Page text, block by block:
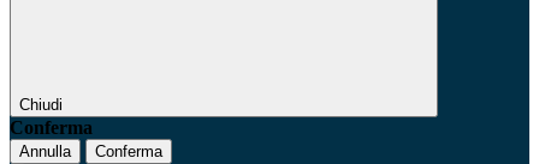
Chiudi
Conferma
Annulla Conferma